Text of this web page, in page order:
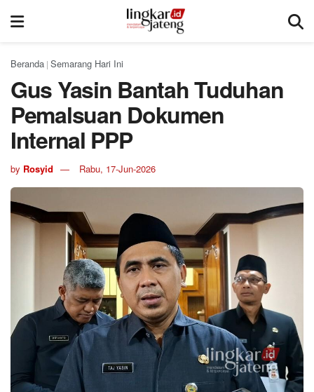
Beranda | Semarang Hari Ini
Gus Yasin Bantah Tuduhan
Pemalsuan Dokumen
Internal PPP
by Rosyid Rabu, 17-Jun-2026